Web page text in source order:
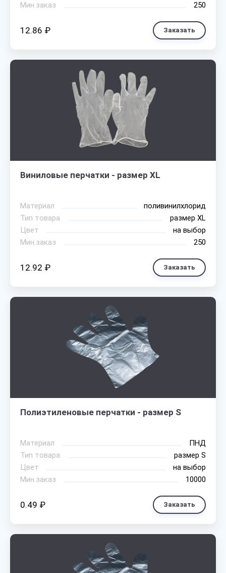
Мин.заказ
250
12.86 ₽ Заказать
Виниловые перчатки - размер XL
Материал
поливинилхлорид
Тип товара
размер XL
Цвет
на выбор
Мин.заказ
250
12.92 ₽ Заказать
Полиэтиленовые перчатки - размер S
Материал
ПНД
Тип товара
размер S
Цвет
на выбор
Мин.заказ
10000
0.49 ₽ Заказать